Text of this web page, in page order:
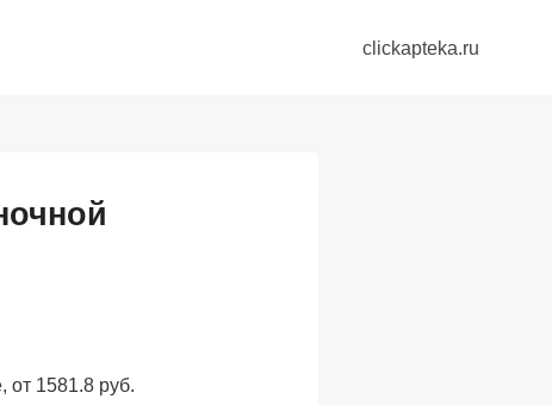
clickapteka.ru
от 1581.8 руб.